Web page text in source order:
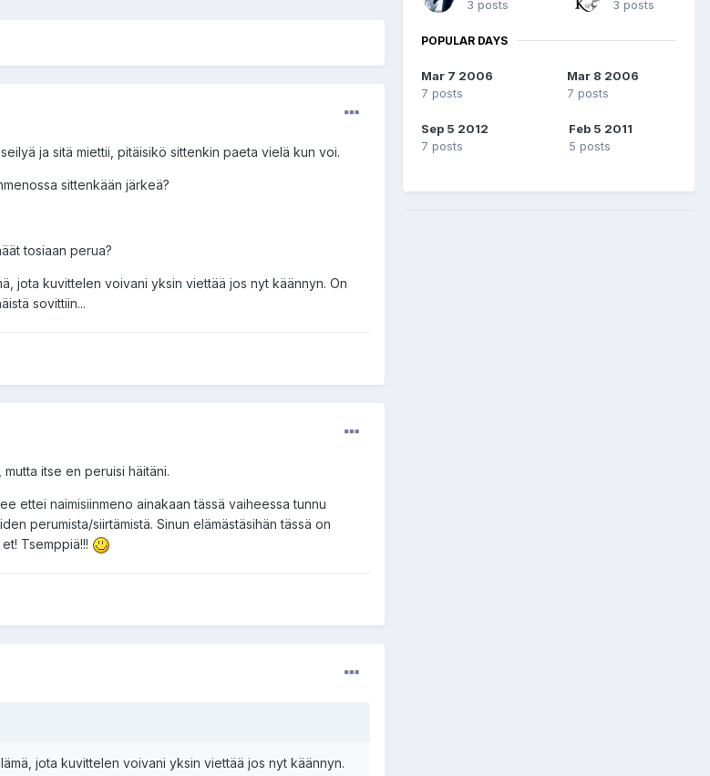
ja sitä miettii, pitäisikö sittenkin paeta vielä kun voi.
sittenkään järkeä?
tosiaan perua?
jota kuvittelen voivani yksin viettää jos nyt käännyn. On
sovittiin...
itse en peruisi häitäni.
ettei naimisiinmeno ainakaan tässä vaiheessa tunnu
perumista/siirtämistä. Sinun elämästäsihän tässä on
Tsemppiä!!!
jota kuvittelen voivani yksin viettää jos nyt käännyn.
3 posts
3 posts
POPULAR DAYS
Mar 7 2006
7 posts
Mar 8 2006
7 posts
Sep 5 2012
7 posts
Feb 5 2011
5 posts